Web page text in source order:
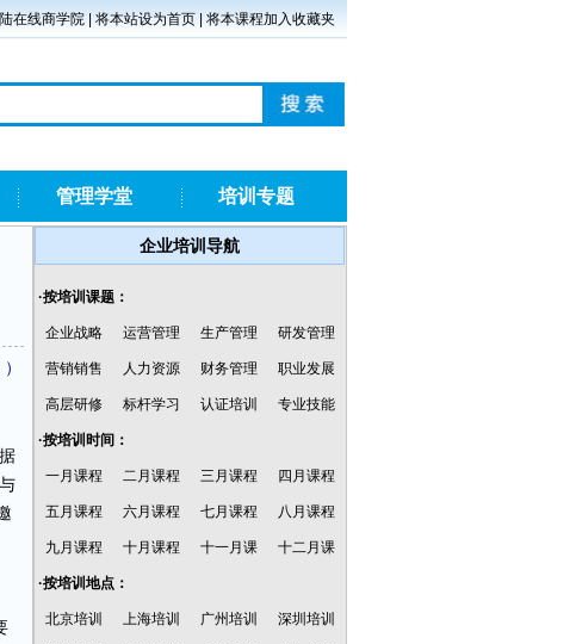
在线商学院 将本站设为首页 将本课程加入收藏夹
管理学堂 培训专题
企业培训导航
·按培训课题：
企业战略 运营管理 生产管理 研发管理
营销销售 人力资源 财务管理 职业发展
高层研修 标杆学习 认证培训 专业技能
·按培训时间：
一月课程 二月课程 三月课程 四月课程
五月课程 六月课程 七月课程 八月课程
九月课程 十月课程 十一月课 十二月课
·按培训地点：
北京培训 上海培训 广州培训 深圳培训